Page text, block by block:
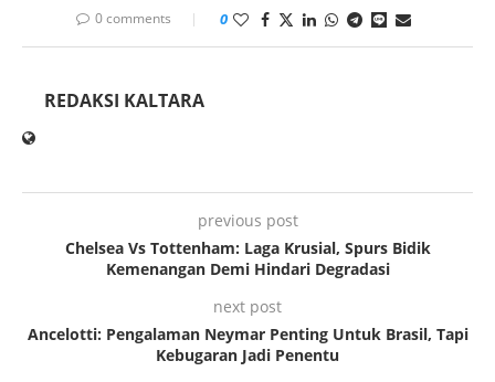
0 comments 0
REDAKSI KALTARA
previous post
Chelsea Vs Tottenham: Laga Krusial, Spurs Bidik
Kemenangan Demi Hindari Degradasi
next post
Ancelotti: Pengalaman Neymar Penting Untuk Brasil, Tapi
Kebugaran Jadi Penentu